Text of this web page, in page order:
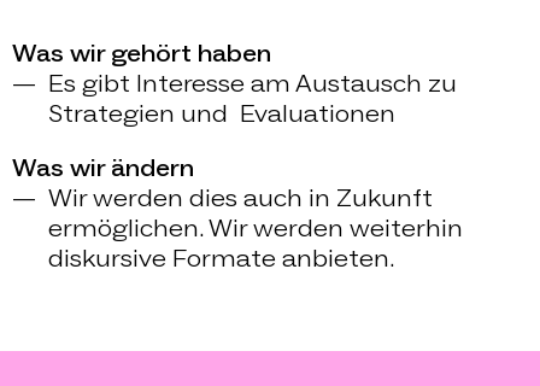
Was wir gehört haben
Es gibt Interesse am Austausch zu
Strategien und Evaluationen
Was wir ändern
Wir werden dies auch in Zukunft
ermöglichen. Wir werden weiterhin
diskursive Formate anbieten.